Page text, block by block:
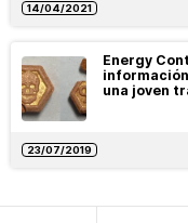
14/04/2021
Energy
una joven
23/07/2019